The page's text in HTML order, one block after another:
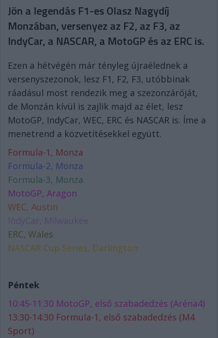
Jön a legendás F1-es Olasz Nagydíj
Monzában, versenyez az F2, az F3, az
IndyCar, a NASCAR, a MotoGP és az ERC is.
Ezen a hétvégén már tényleg újraélednek a
versenyszezonok, lesz F1, F2, F3, utóbbinak
ráadásul most rendezik meg a szezonzáróját,
de Monzán kívül is zajlik majd az élet, lesz
MotoGP, IndyCar, WEC, ERC és NASCAR is. Íme a
menetrend a közvetítésekkel együtt.
Formula-1, Monza
Formula-2, Monza
Formula-3, Monza
MotoGP, Aragon
WEC, Austin
IndyCar, Milwaukee
ERC, Wales
NASCAR Cup Series, Darlington
Péntek
10:45-11:30 MotoGP, első szabadedzés (Aréna4)
13:30-14:30 Formula-1, első szabadedzés (M4
Sport)